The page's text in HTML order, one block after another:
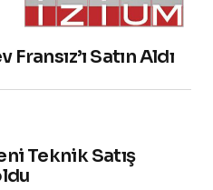
Satın Aldı
Teknik Satış